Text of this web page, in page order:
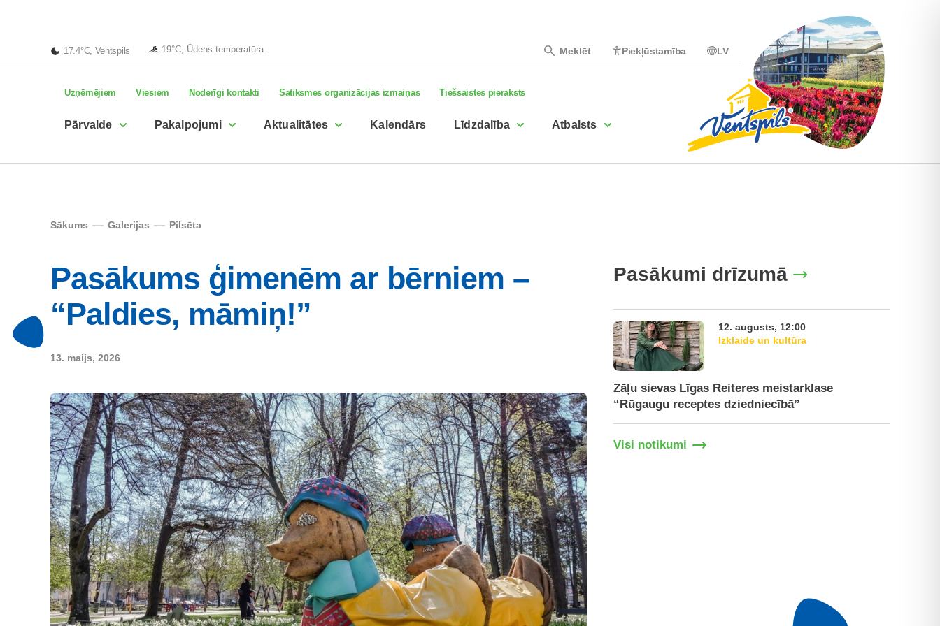
17.4°C, Ventspils 19°C, Ūdens temperatūra Meklēt Piekļūstamība LV
Uzņēmējiem Viesiem Noderīgi kontakti Satiksmes organizācijas izmaiņas Tiešsaistes pieraksts
Pārvalde Pakalpojumi Aktualitātes Kalendārs Līdzdalība Atbalsts
Sākums Galerijas Pilsēta
Pasākums ģimenēm ar bērniem –
“Paldies, māmiņ!”
13. maijs, 2026
Pasākumi drīzumā
12. augusts, 12:00
Izklaide un kultūra
Zāļu sievas Līgas Reiteres meistarklase
“Rūgaugu receptes dziedniecībā”
Visi notikumi